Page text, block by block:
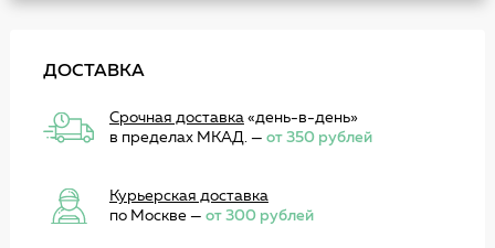
ДОСТАВКА
Срочная доставка«день-в-день»
в пределах МКАД. — от 350 рублей
Курьерская доставка
по Москве — от 300 рублей